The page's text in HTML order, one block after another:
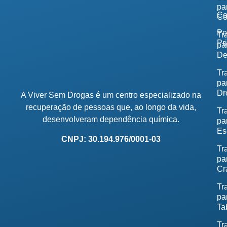
A Viver Sem Drogas é um centro especializado na
recuperação de pessoas que, ao longo da vida,
desenvolveram dependência química.
CNPJ: 30.194.976/0001-03